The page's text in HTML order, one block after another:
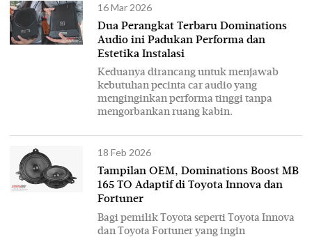
16 Mar 2026
Dua Perangkat Terbaru Dominations
Audio ini Padukan Performa dan
Estetika Instalasi
Keduanya dirancang untuk menjawab
kebutuhan pecinta car audio yang
menginginkan performa tinggi tanpa
mengorbankan ruang kabin.
18 Feb 2026
Tampilan OEM, Dominations Boost MB
165 TO Adaptif di Toyota Innova dan
Fortuner
Bagi pemilik Toyota seperti Toyota Innova
dan Toyota Fortuner yang ingin